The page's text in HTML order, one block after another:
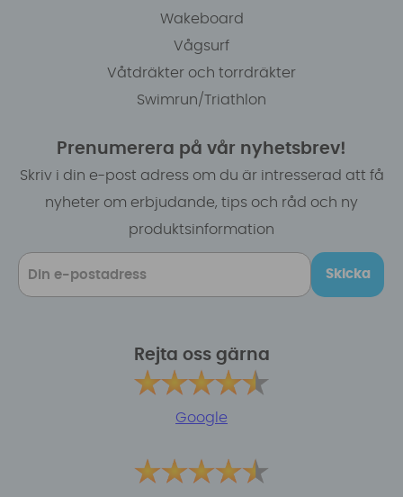
Wakeboard
Vågsurf
Våtdräkter och torrdräkter
Swimrun/Triathlon
Prenumerera på vår nyhetsbrev!
Skriv i din e-post adress om du är intresserad att få
nyheter om erbjudande, tips och råd och ny
produktsinformation
Skicka
Rejta oss gärna
Google